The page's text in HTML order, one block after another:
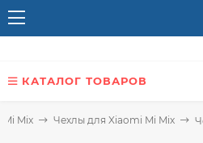
КАТАЛОГ ТОВАРОВ
Mix Чехлы для Xiaomi Mi Mix